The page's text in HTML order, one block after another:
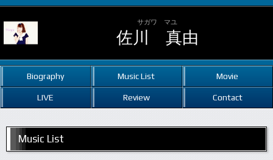
サガワ マユ
佐川 真由
Biography Music List Movie
LIVE Review Contact
Music List